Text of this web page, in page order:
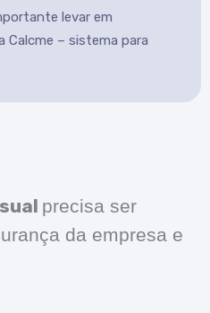
levar em
– sistema para
precisa ser
da empresa e